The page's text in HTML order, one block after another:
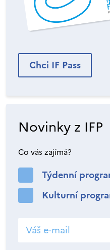
Chci IF Pass
Novinky z IFP
Co vás zajímá?
Týdenní
Kulturní